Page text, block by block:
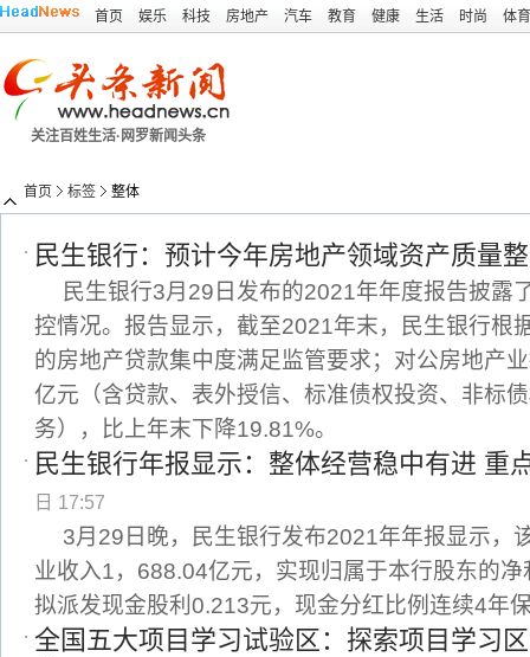
首页 娱乐 科技 房地产 汽车 教育 健康 生活 时尚 体育
关注百姓生活·网罗新闻头条
首页 标签 整体
民生银行：预计今年房地产领域资产质量
民生银行3月29日发布的2021年年度报告披露
控情况。报告显示，截至2021年末，民生银行根
的房地产贷款集中度满足监管要求；对公房地产
亿元（含贷款、表外授信、标准债权投资、非标
务），比上年末下降19.81%。
民生银行年报显示：整体经营稳中有进 重
日 17:57
3月29日晚，民生银行发布2021年年报显示，
业收入1，688.04亿元，实现归属于本行股东的
拟派发现金股利0.213元，现金分红比例连续4年
全国五大项目学习试验区：探索项目学习